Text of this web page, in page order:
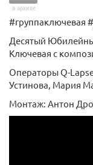
в архиве
#группаключевая
Десятый
Ключевая с
Операторы Q-
Устинова, Мария
Монтаж: Антон